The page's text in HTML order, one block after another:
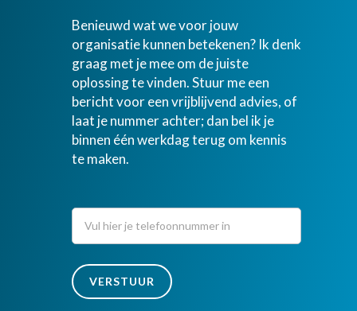
Benieuwd wat we voor jouw
organisatie kunnen betekenen? Ik denk
graag met je mee om de juiste
oplossing te vinden. Stuur me een
bericht voor een vrijblijvend advies, of
laat je nummer achter; dan bel ik je
binnen één werkdag terug om kennis
te maken.
bel
mij
VERSTUUR
Indien
je een
bent,
laat
dit